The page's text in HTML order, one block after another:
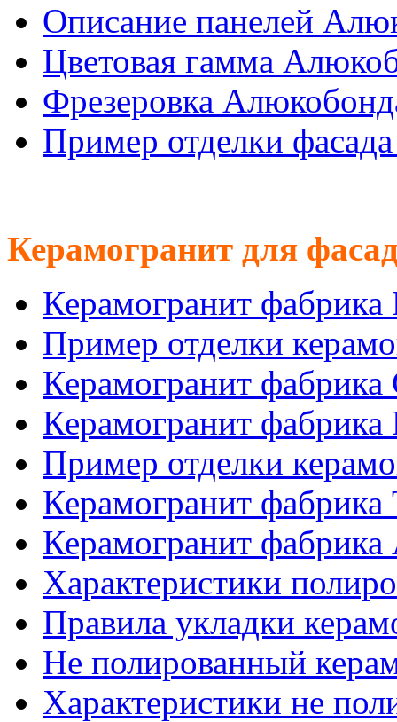
Описание панелей
Цветовая гамма
Фрезеровка
Пример отделки
Керамогранит для
Керамогранит фабрика
Пример отделки
Керамогранит
Керамогранит
Пример отделки
Керамогранит
Керамогранит
Характеристики
Правила укладки
Не полированный
Характеристики не